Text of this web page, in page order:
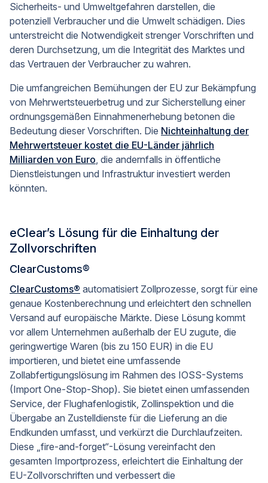
Sicherheits- und Umweltgefahren darstellen, die
potenziell Verbraucher und die Umwelt schädigen. Dies
unterstreicht die Notwendigkeit strenger Vorschriften und
deren Durchsetzung, um die Integrität des Marktes und
das Vertrauen der Verbraucher zu wahren.
Die umfangreichen Bemühungen der EU zur Bekämpfung
von Mehrwertsteuerbetrug und zur Sicherstellung einer
ordnungsgemäßen Einnahmenerhebung betonen die
Bedeutung dieser Vorschriften. Die Nichteinhaltung der
Mehrwertsteuer kostet die EU-Länder jährlich
Milliarden von Euro, die andernfalls in öffentliche
Dienstleistungen und Infrastruktur investiert werden
könnten.
eClear’s Lösung für die Einhaltung der
Zollvorschriften
ClearCustoms®
ClearCustoms® automatisiert Zollprozesse, sorgt für eine
genaue Kostenberechnung und erleichtert den schnellen
Versand auf europäische Märkte. Diese Lösung kommt
vor allem Unternehmen außerhalb der EU zugute, die
geringwertige Waren (bis zu 150 EUR) in die EU
importieren, und bietet eine umfassende
Zollabfertigungslösung im Rahmen des IOSS-Systems
(Import One-Stop-Shop). Sie bietet einen umfassenden
Service, der Flughafenlogistik, Zollinspektion und die
Übergabe an Zustelldienste für die Lieferung an die
Endkunden umfasst, und verkürzt die Durchlaufzeiten.
Diese „fire-and-forget“-Lösung vereinfacht den
gesamten Importprozess, erleichtert die Einhaltung der
EU-Zollvorschriften und verbessert die